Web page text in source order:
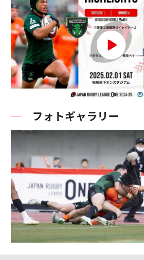
フォトギャラリー